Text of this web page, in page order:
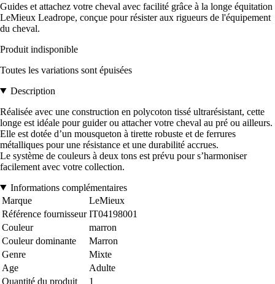
Guides et attachez votre cheval avec facilité grâce à la longe équitation
LeMieux Leadrope, conçue pour résister aux rigueurs de l'équipement
du cheval.
Produit indisponible
Toutes les variations sont épuisées
Description
Réalisée avec une construction en polycoton tissé ultrarésistant, cette
longe est idéale pour guider ou attacher votre cheval au pré ou ailleurs.
Elle est dotée d’un mousqueton à tirette robuste et de ferrures
métalliques pour une résistance et une durabilité accrues.
Le système de couleurs à deux tons est prévu pour s’harmoniser
facilement avec votre collection.
Informations complémentaires
Marque
LeMieux
Référence fournisseur IT04198001
Couleur
marron
Couleur dominante
Marron
Genre
Mixte
Age
Adulte
Quantité du produit
1